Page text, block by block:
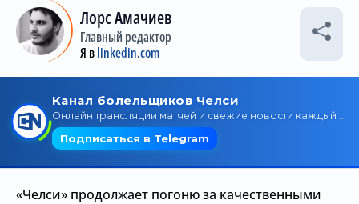
Лорс Амачиев
Главный редактор
Я вlinkedin.com
«Челси» продолжает погоню за качественными
История Челси
Статистика
Календарь игр
Состав команды
Поиск по сайту